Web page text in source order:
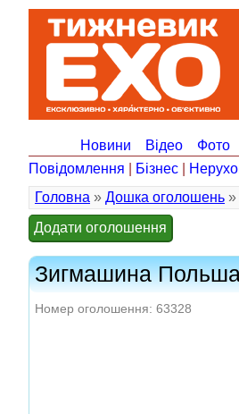
Новини Відео Фото
Повідомлення
Бізнес
Головна » Дошка оголошень »
Додати оголошення
Зигмашина
Номер оголошення: 63328